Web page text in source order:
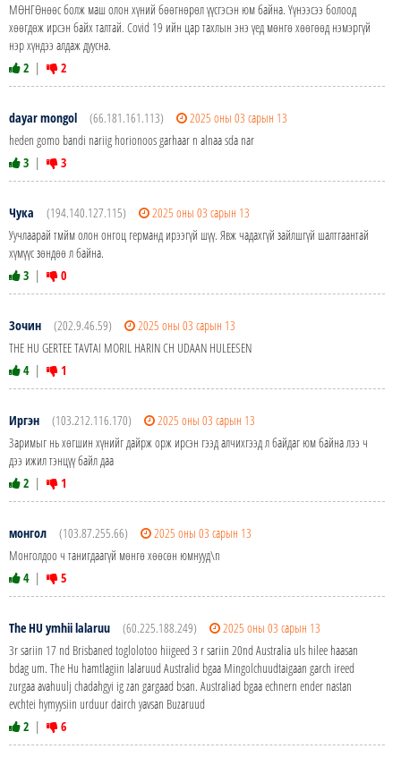
МӨНГӨнөөс болж маш олон хүний бөөгнөрөл үүсгэсэн юм байна. Үүнээсээ болоод
хөөгдөж ирсэн байх талтай. Covid 19 ийн цар тахлын энэ үед мөнгө хөөгөөд нэмэргүй
нэр хүндээ алдаж дуусна.
2 | 2
dayar mongol (66.181.161.113)
2025 оны 03 сарын 13
heden gomo bandi nariig horionoos garhaar n alnaa sda nar
3 | 3
Чука (194.140.127.115)
2025 оны 03 сарын 13
Уучлаарай тмйм олон онгоц германд ирээгүй шүү. Явж чадахгүй зайлшгүй шалтгаантай
хүмүүс зөндөө л байна.
3 | 0
Зочин (202.9.46.59)
2025 оны 03 сарын 13
THE HU GERTEE TAVTAI MORIL HARIN CH UDAAN HULEESEN
4 | 1
Иргэн (103.212.116.170)
2025 оны 03 сарын 13
Заримыг нь хөгшин хүнийг дайрж орж ирсэн гээд алчихгээд л байдаг юм байна лээ ч
дээ ижил тэнцүү байл даа
2 | 1
монгол (103.87.255.66)
2025 оны 03 сарын 13
Монголдоо ч танигдаагүй мөнгө хөөсөн юмнууд\n
4 | 5
The HU ymhii lalaruu (60.225.188.249)
2025 оны 03 сарын 13
3r sariin 17 nd Brisbaned toglolotoo hiigeed 3 r sariin 20nd Australia uls hilee haasan
bdag um. The Hu hamtlagiin lalaruud Australid bgaa Mingolchuudtaigaan garch ireed
zurgaa avahuulj chadahgyi ig zan gargaad bsan. Australiad bgaa echnern ender nastan
evchtei hymyysiin urduur dairch yavsan Buzaruud
2 | 6